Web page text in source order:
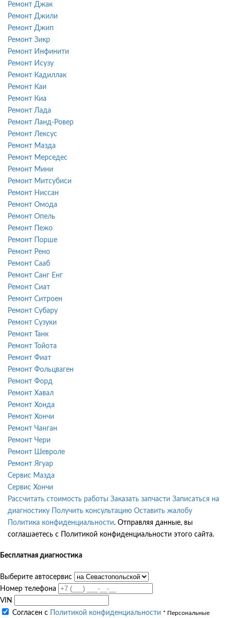
Ремонт Джак
Ремонт Джили
Ремонт Джип
Ремонт Зикр
Ремонт Инфинити
Ремонт Исузу
Ремонт Кадиллак
Ремонт Каи
Ремонт Киа
Ремонт Лада
Ремонт Ланд-Ровер
Ремонт Лексус
Ремонт Мазда
Ремонт Мерседес
Ремонт Мини
Ремонт Митсубиси
Ремонт Ниссан
Ремонт Омода
Ремонт Опель
Ремонт Пежо
Ремонт Порше
Ремонт Рено
Ремонт Сааб
Ремонт Санг Енг
Ремонт Сиат
Ремонт Ситроен
Ремонт Субару
Ремонт Сузуки
Ремонт Танк
Ремонт Тойота
Ремонт Фиат
Ремонт Фольцваген
Ремонт Форд
Ремонт Хавал
Ремонт Хонда
Ремонт Хончи
Ремонт Чанган
Ремонт Чери
Ремонт Шевроле
Ремонт Ягуар
Сервис Мазда
Сервис Хончи
Рассчитать стоимость работы Заказать запчасти Записаться на
диагностику
Получить консультацию Оставить жалобу
Политика конфиденциальности. Отправляя данные, вы
соглашаетесь с Политикой конфиденциальности этого сайта.
Бесплатная диагностика
Выберите автосервис
Номер телефона
VIN
Согласен с
Политикой конфиденциальности * Персональные